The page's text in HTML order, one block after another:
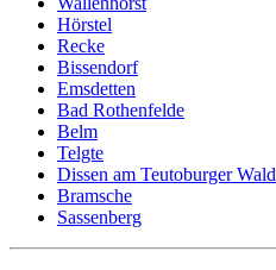
Hörstel
Recke
Bissendorf
Emsdetten
Bad Rothenfelde
Belm
Telgte
Dissen am Teutoburger Wald
Bramsche
Sassenberg